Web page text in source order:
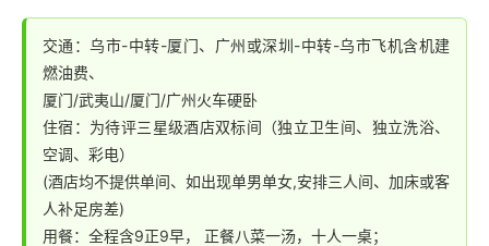
交通：乌市-中转-厦门、广州或深圳-中转-乌市飞机含机建
燃油费、
厦门/武夷山/厦门/广州火车硬卧
住宿：为待评三星级酒店双标间（独立卫生间、独立洗浴、
空调、彩电）
(酒店均不提供单间、如出现单男单女,安排三人间、加床或客
人补足房差)
用餐：全程含9正9早， 正餐八菜一汤，十人一桌；